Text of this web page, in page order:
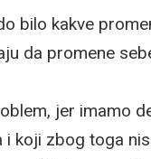
bilo kakve
da promene
jer imamo
koji zbog toga